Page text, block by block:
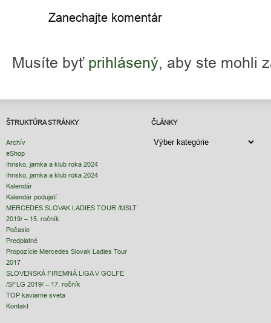
Zanechajte komentár
Musíte byť prihlásený, aby ste mohli
ŠTRUKTÚRA STRÁNKY
Archív
eShop
Ihrisko, jamka a klub roka 2024
Ihrisko, jamka a klub roka 2024
Kalendár
Kalendár podujatí
MERCEDES SLOVAK LADIES TOUR /MSLT
2019/ – 15. ročník
Počasie
Predplatné
Propozície Mercedes Slovak Ladies Tour
2017
SLOVENSKÁ FIREMNÁ LIGA V GOLFE
/SFLG 2019/ – 17. ročník
TOP kaviarne sveta
Kontakt
ČLÁNKY
ČLÁNKY